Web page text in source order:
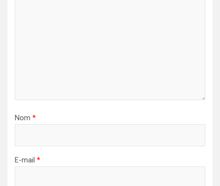
Nom *
E-mail *